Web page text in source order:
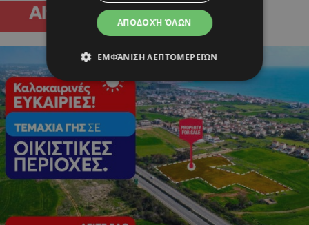
ΑΠΟΔΟΧΉ ΌΛΩΝ
ΕΜΦΆΝΙΣΗ ΛΕΠΤΟΜΕΡΕΙΏΝ